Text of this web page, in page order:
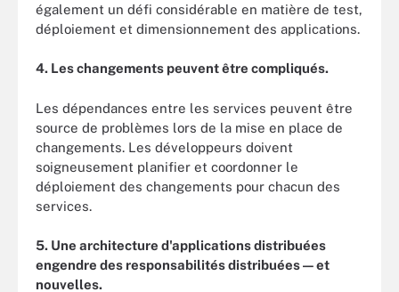
également un défi considérable en matière de test,
déploiement et dimensionnement des applications.
4. Les changements peuvent être compliqués.
Les dépendances entre les services peuvent être
source de problèmes lors de la mise en place de
changements. Les développeurs doivent
soigneusement planifier et coordonner le
déploiement des changements pour chacun des
services.
5. Une architecture d'applications distribuées
engendre des responsabilités distribuées — et
nouvelles.